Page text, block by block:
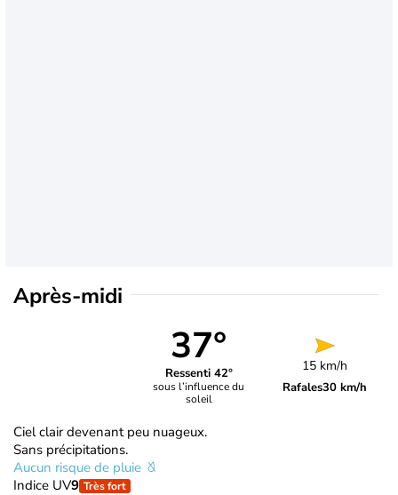
Après-midi
37°
Ressenti 42°
sous l’influence du
soleil
15 km/h
Rafales30 km/h
Ciel clair devenant peu nuageux.
Sans précipitations.
Aucun risque de pluie
Indice UV9 Très fort